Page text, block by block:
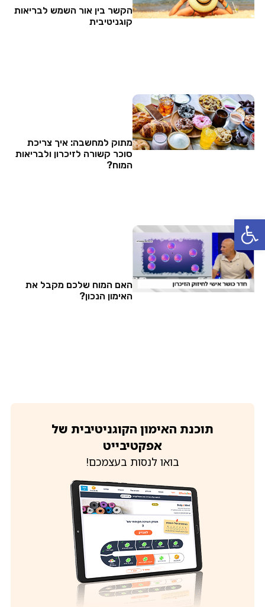
הקשר בין אור השמש לבריאות
קוגניטיבית
מתוק למחשבה: איך צריכת
סוכר קשורה לזיכרון ולבריאות
המוח?
האם המוח שלכם מקבל את
האימון הנכון?
תוכנת האימון הקוגניטיבית של
אפקטיבייט
בואו לנסות בעצמכם!
פתח סרגל נגישות